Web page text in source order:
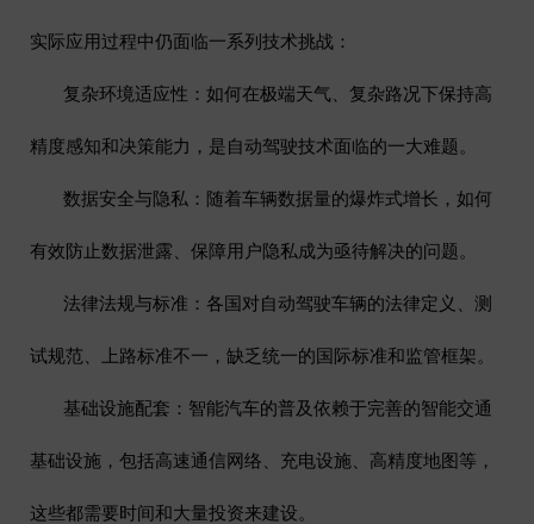
实际应用过程中仍面临一系列技术挑战：
复杂环境适应性：如何在极端天气、复杂路况下保持高
精度感知和决策能力，是自动驾驶技术面临的一大难题。
数据安全与隐私：随着车辆数据量的爆炸式增长，如何
有效防止数据泄露、保障用户隐私成为亟待解决的问题。
法律法规与标准：各国对自动驾驶车辆的法律定义、测
试规范、上路标准不一，缺乏统一的国际标准和监管框架。
基础设施配套：智能汽车的普及依赖于完善的智能交通
基础设施，包括高速通信网络、充电设施、高精度地图等，
这些都需要时间和大量投资来建设。